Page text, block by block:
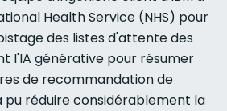
Health Service (NHS) pour
des listes d'attente des
l'IA générative pour résumer
de recommandation de
pu réduire considérablement la